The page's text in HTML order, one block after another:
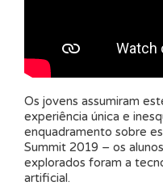
Os jovens assumiram
experiência única e
enquadramento sobre
Summit 2019 – os
explorados foram a
artificial.